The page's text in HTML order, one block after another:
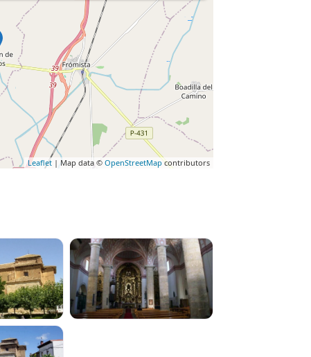
Leaflet | Map data © OpenStreetMapcontributors